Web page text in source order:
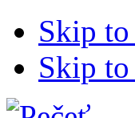
Skip
Skip to